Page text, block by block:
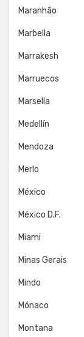
Maranhão
Marbella
Marrakesh
Marruecos
Marsella
Medellín
Mendoza
Merlo
México
México D.F.
Miami
Minas Gerais
Mindo
Mónaco
Montana